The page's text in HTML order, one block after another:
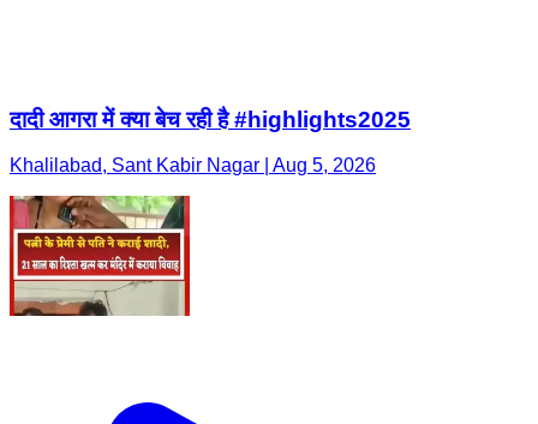
दादी आगरा में क्या बेच रही है #highlights2025
Khalilabad, Sant Kabir Nagar | Aug 5, 2026